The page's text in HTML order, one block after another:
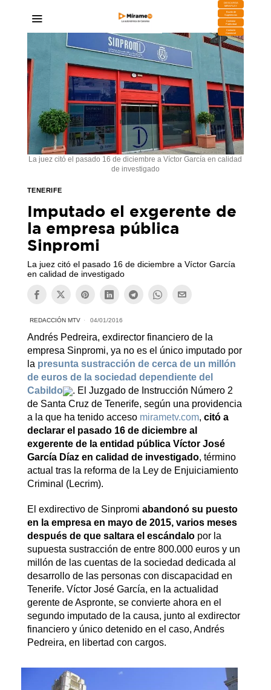
DESCARGA
MIRAPLAY
Buzón de
Sugerencias
Contratar
Publicidad
Contacto
Comercial
La juez citó el pasado 16 de diciembre a Víctor García en calidad
de investigado
TENERIFE
Imputado el exgerente de
la empresa pública
Sinpromi
La juez citó el pasado 16 de diciembre a Víctor García
en calidad de investigado
REDACCIÓN MTV 04/01/2016
Andrés Pedreira, exdirector financiero de la
empresa Sinpromi, ya no es el único imputado por
la presunta sustracción de cerca de un millón
de euros de la sociedad dependiente del
Cabildo
. El Juzgado de Instrucción Número 2
de Santa Cruz de Tenerife, según una providencia
a la que ha tenido acceso mirametv.com, citó a
declarar el pasado 16 de diciembre al
exgerente de la entidad pública Víctor José
García Díaz en calidad de investigado, término
actual tras la reforma de la Ley de Enjuiciamiento
Criminal (Lecrim).
El exdirectivo de Sinpromi abandonó su puesto
en la empresa en mayo de 2015, varios meses
después de que saltara el escándalopor la
supuesta sustracción de entre 800.000 euros y un
millón de las cuentas de la sociedad dedicada al
desarrollo de las personas con discapacidad en
Tenerife. Víctor José García, en la actualidad
gerente de Aspronte, se convierte ahora en el
segundo imputado de la causa, junto al exdirector
financiero y único detenido en el caso, Andrés
Pedreira, en libertad con cargos.